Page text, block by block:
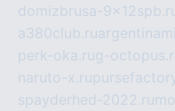
domizbrusa-
a380club.ru
perk-oka.rug-
naruto-x.ru
spayderhed-2022.ru